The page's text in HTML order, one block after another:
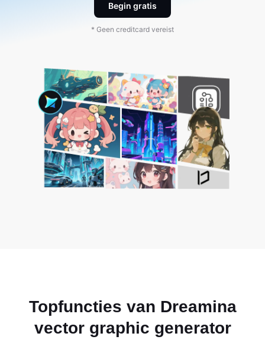
Begin gratis
* Geen creditcard vereist
Topfuncties van Dreamina
vector graphic generator